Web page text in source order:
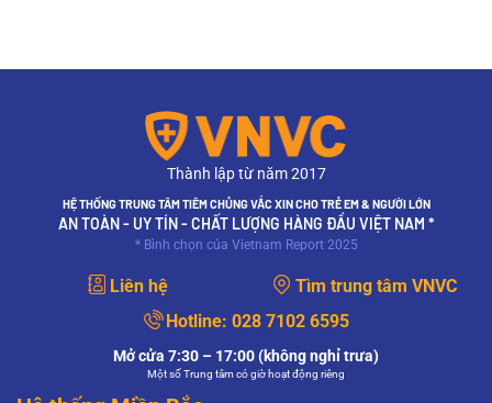
Thành lập từ năm 2017
HỆ THỐNG TRUNG TÂM TIÊM CHỦNG VẮC XIN CHO TRẺ EM & NGƯỜI LỚN
AN TOÀN - UY TÍN - CHẤT LƯỢNG HÀNG ĐẦU VIỆT NAM *
* Bình chọn của Vietnam Report 2025
Liên hệ
Tìm trung tâm VNVC
Hotline: 028 7102 6595
Mở cửa 7:30 – 17:00 (không nghỉ trưa)
Một số Trung tâm có giờ hoạt động riêng